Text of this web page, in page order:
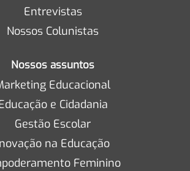
Entrevistas
Nossos Colunistas
Nossos assuntos
Educacional
e Cidadania
Gestão Escolar
na Educação
Feminino